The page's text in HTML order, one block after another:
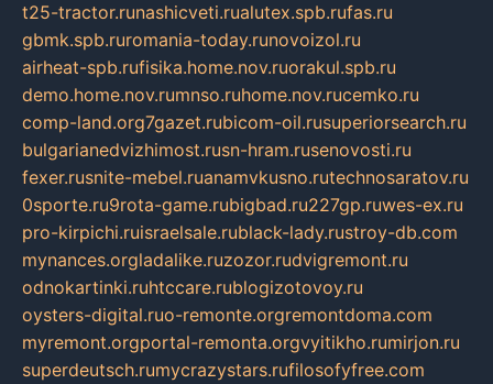
t25-tractor.runashicveti.rualutex.spb.rufas.ru
gbmk.spb.ruromania-today.runovoizol.ru
airheat-spb.rufisika.home.nov.ruorakul.spb.ru
demo.home.nov.rumnso.ruhome.nov.rucemko.ru
comp-land.org7gazet.rubicom-oil.rusuperiorsearch.ru
bulgarianedvizhimost.rusn-hram.rusenovosti.ru
fexer.rusnite-mebel.ruanamvkusno.rutechnosaratov.ru
0sporte.ru9rota-game.rubigbad.ru227gp.ruwes-ex.ru
pro-kirpichi.ruisraelsale.rublack-lady.rustroy-db.com
mynances.orgladalike.ruzozor.rudvigremont.ru
odnokartinki.ruhtccare.rublogizotovoy.ru
oysters-digital.ruo-remonte.orgremontdoma.com
myremont.orgportal-remonta.orgvyitikho.rumirjon.ru
superdeutsch.rumycrazystars.rufilosofyfree.com